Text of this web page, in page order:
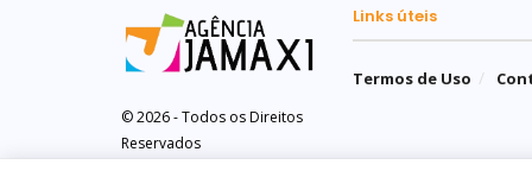
© 2026 - Todos os Direitos
Reservados
Links úteis
Termos de Uso